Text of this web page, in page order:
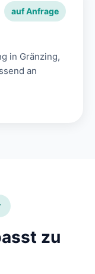
auf Anfrage
in Gränzing,
an
zu